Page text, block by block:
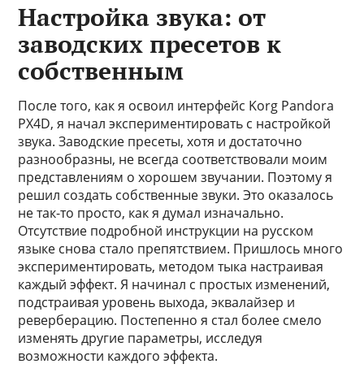
Настройка звука: от
заводских пресетов к
собственным
После того, как я освоил интерфейс Korg Pandora
PX4D, я начал экспериментировать с настройкой
звука. Заводские пресеты, хотя и достаточно
разнообразны, не всегда соответствовали моим
представлениям о хорошем звучании. Поэтому я
решил создать собственные звуки. Это оказалось
не так-то просто, как я думал изначально.
Отсутствие подробной инструкции на русском
языке снова стало препятствием. Пришлось много
экспериментировать, методом тыка настраивая
каждый эффект. Я начинал с простых изменений,
подстраивая уровень выхода, эквалайзер и
реверберацию. Постепенно я стал более смело
изменять другие параметры, исследуя
возможности каждого эффекта.